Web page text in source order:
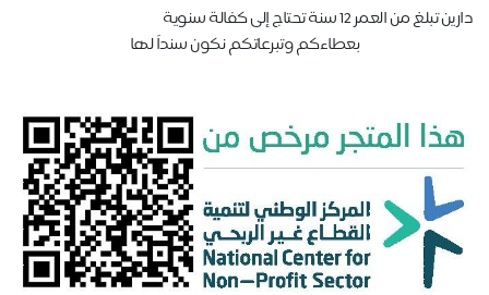
من العمر 12 سنة تحتاج إلى كفالة سنوية
بعطاءكم وتبرعاتكم نكون سنداً لها